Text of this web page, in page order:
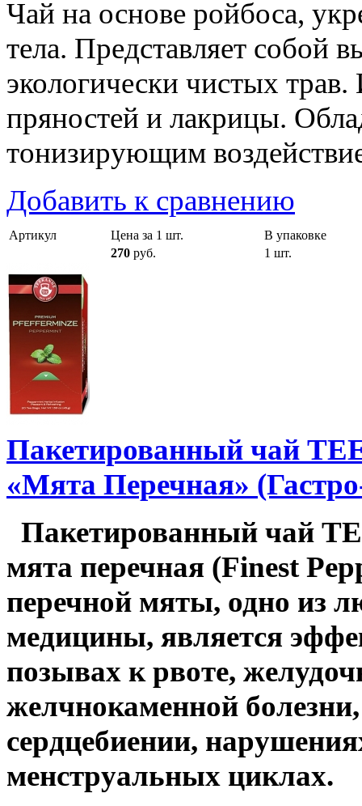
Чай на основе ройбоса,
тела. Представляет собой
экологически чистых
пряностей и лакрицы.
тонизирующим
Добавить к сравнению
Артикул Цена за 1 шт.
В упаковке
270 руб. 1 шт.
Пакетированный чай
«Мята Перечная»
Пакетированный чай
мята перечная (Finest
перечной мяты, одно из
медицины, является
позывах к рвоте,
желчнокаменной
сердцебиении,
менструальных циклах.